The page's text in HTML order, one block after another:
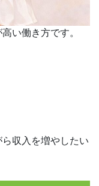
い働き方です。
収入を増やしたい